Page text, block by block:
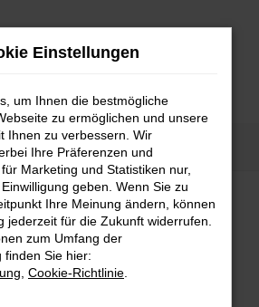
Fahrzeugbestand
finden Sie eine große
Marken und Modellen.
Einstellungen
um Ihnen die bestmögliche
zu ermöglichen und unsere
Ihnen zu verbessern. Wir
Ihre Präferenzen und
Marketing und Statistiken nur,
geben. Wenn Sie zu
Ihre Meinung ändern, können
jederzeit für die Zukunft widerrufen.
zum Umfang der
finden Sie hier:
Cookie-Richtlinie